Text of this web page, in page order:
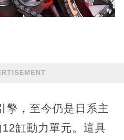
擎，至今仍是日系主
缸動力單元。這具